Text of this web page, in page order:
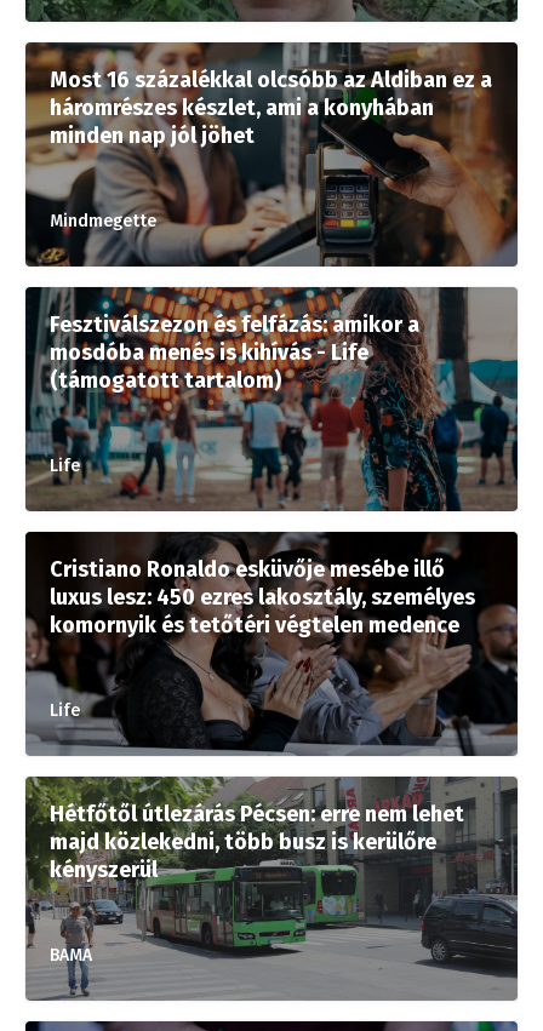
Most 16 százalékkal olcsóbb az Aldiban ez a
háromrészes készlet, ami a konyhában
minden nap jól jöhet
Mindmegette
Fesztiválszezon és felfázás: amikor a
mosdóba menés is kihívás - Life
(támogatott tartalom)
Life
Cristiano Ronaldo esküvője mesébe illő
luxus lesz: 450 ezres lakosztály, személyes
komornyik és tetőtéri végtelen medence
Life
Hétfőtől útlezárás Pécsen: erre nem lehet
majd közlekedni, több busz is kerülőre
kényszerül
BAMA